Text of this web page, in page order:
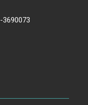
3690073